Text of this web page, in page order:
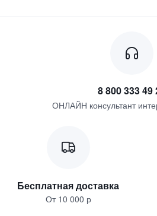
8 800 333 49
ОНЛАЙН консультант
Бесплатная доставка
От 10 000 р